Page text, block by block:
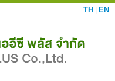
TH EN